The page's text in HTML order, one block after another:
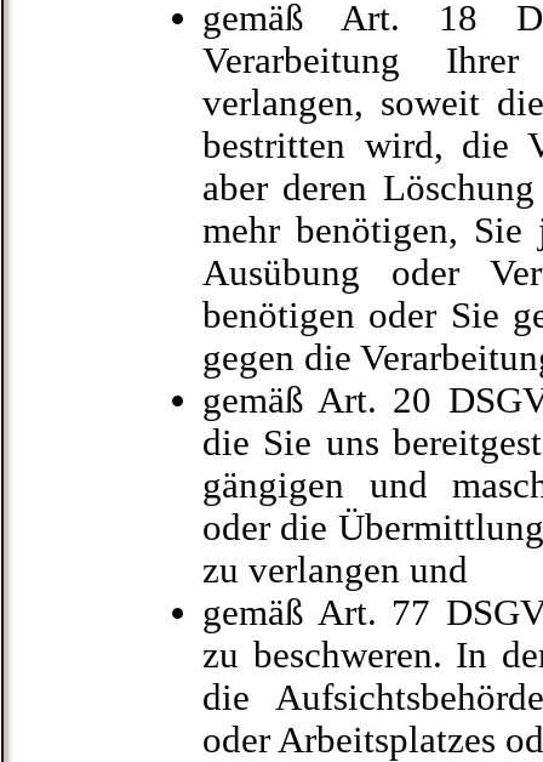
gemäß Art. 18
Verarbeitung
verlangen, soweit
bestritten wird, die
aber deren
mehr benötigen, Sie
Ausübung oder
benötigen oder Sie
gegen die
gemäß Art. 20
die Sie uns
gängigen und
oder die
zu verlangen und
gemäß Art. 77
zu beschweren. In
die
oder Arbeitsplatzes